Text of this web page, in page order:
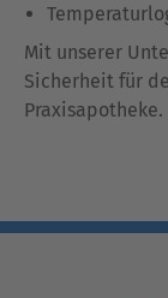
Mit unserer
Sicherheit für
Praxisapotheke.